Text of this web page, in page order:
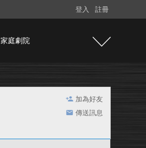
登入 註冊
家庭劇院
加為好友
傳送訊息